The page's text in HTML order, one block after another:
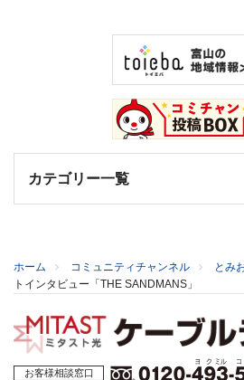
カテゴリー一覧
ホーム コミュニティチャンネル とみ
トインタビュー「THE SANDMANS」
お客様相談窓口